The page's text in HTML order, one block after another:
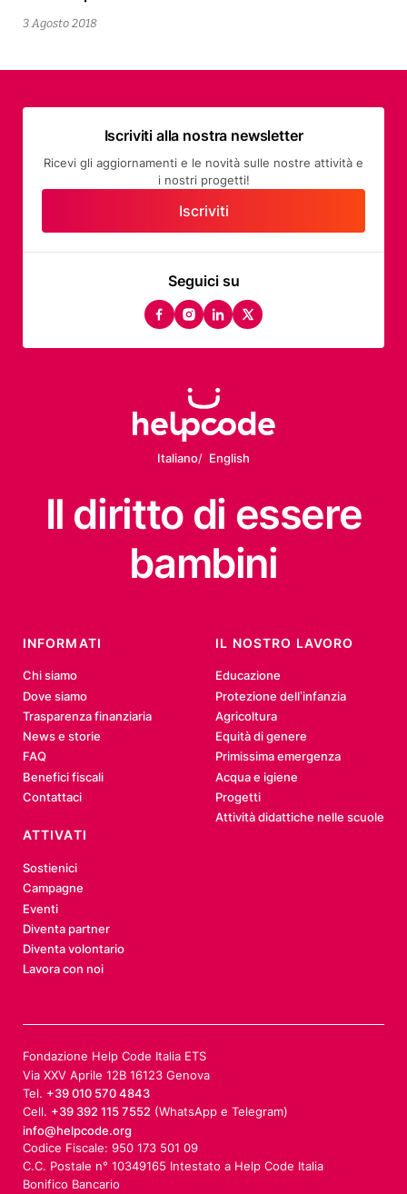
3 Agosto 2018
2018
Seguici su
facebook
instagram
linkedin
twitter
Iscriviti alla nostra newsletter
Ricevi gli aggiornamenti e le novità sulle nostre attività e
i nostri progetti!
Iscriviti
Italiano English
Il diritto di essere
bambini
INFORMATI
Chi siamo
Dove siamo
Trasparenza finanziaria
News e storie
FAQ
Benefici fiscali
Contattaci
IL NOSTRO LAVORO
Educazione
Protezione dell’infanzia
Agricoltura
Equità di genere
Primissima emergenza
Acqua e igiene
Progetti
Attività didattiche nelle scuole
ATTIVATI
Sostienici
Campagne
Eventi
Diventa partner
Diventa volontario
Lavora con noi
Fondazione Help Code Italia ETS
Via XXV Aprile 12B 16123 Genova
Tel. +39 010 570 4843
Cell. +39 392 115 7552(WhatsApp e Telegram)
info@helpcode.org
Codice Fiscale: 950 173 501 09
C.C. Postale n° 10349165 Intestato a Help Code Italia
Bonifico Bancario